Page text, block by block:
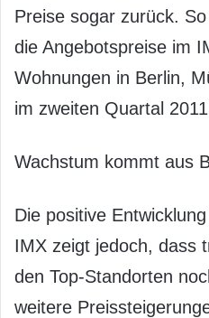
Preise sogar zurück.
die Angebotspreise im
Wohnungen in Berlin,
im zweiten Quartal
Wachstum kommt aus
Die positive
IMX zeigt jedoch, dass
den Top-Standorten
weitere